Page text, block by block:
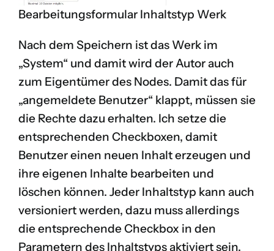
Bearbeitungsformular Inhaltstyp Werk
Nach dem Speichern ist das Werk im
„System“ und damit wird der Autor auch
zum Eigentümer des Nodes. Damit das für
„angemeldete Benutzer“ klappt, müssen sie
die Rechte dazu erhalten. Ich setze die
entsprechenden Checkboxen, damit
Benutzer einen neuen Inhalt erzeugen und
ihre eigenen Inhalte bearbeiten und
löschen können. Jeder Inhaltstyp kann auch
versioniert werden, dazu muss allerdings
die entsprechende Checkbox in den
Parametern des Inhaltstyps aktiviert sein.